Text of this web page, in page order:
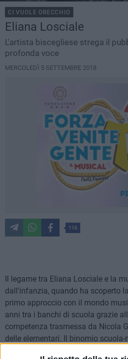
CI VUOLE ORECCHIO
Eliana Losciale
L'artista biscegliese strega il
profonda voce
MERCOLEDÌ 5 SETTEMBRE 2018
116
Il legame tra Eliana Losciale e la
dall'infanzia, quando ha scoperto
primo approccio con il mondo
anni tra i banchi di scuola grazie
competenza trasmessa da Nicola
delle elementari. Il binomio